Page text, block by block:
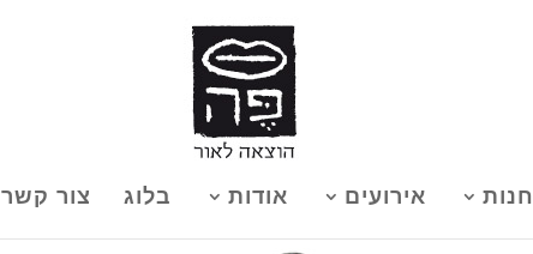
חנות אירועים אודות בלוג צור קשר